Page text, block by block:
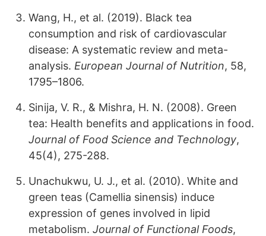
Wang, H., et al. (2019). Black tea
consumption and risk of cardiovascular
disease: A systematic review and meta-
analysis. European Journal of Nutrition, 58,
1795–1806.
Sinija, V. R., & Mishra, H. N. (2008). Green
tea: Health benefits and applications in food.
Journal of Food Science and Technology,
45(4), 275-288.
Unachukwu, U. J., et al. (2010). White and
green teas (Camellia sinensis) induce
expression of genes involved in lipid
metabolism. Journal of Functional Foods,